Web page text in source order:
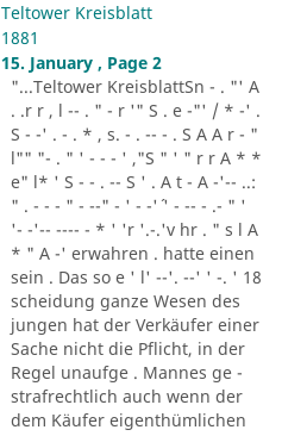
Teltower Kreisblatt
1881
15. January , Page 2
"...Teltower KreisblattSn - . "' A
. .r r , l -- . " - r '" S . e -"' / * -' .
S - -' . - . * , s. - . -- - . S A A r - "
l"" "- . " ' - - - ' ,"S " ' " r r A * *
e" l* ' S - - . -- S ' . A t - A -'-- ..:
" . - - - " - --" - ' - -'´ ' - -- - .- " '
'- -'-- ---- - * ' 'r '.-.'v hr . " s l A
* " A -' erwahren . hatte einen
sein . Das so e ' l' --'. --' ' -. ' 18
scheidung ganze Wesen des
jungen hat der Verkäufer einer
Sache nicht die Pflicht, in der
Regel unaufge . Mannes ge -
strafrechtlich auch wenn der
dem Käufer eigenthümlichen